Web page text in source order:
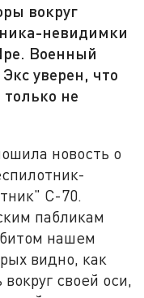
вокруг
невидимки
Военный
уверен, что
не
новость о
С-70.
пабликам
нашем
видно, как
своей оси,